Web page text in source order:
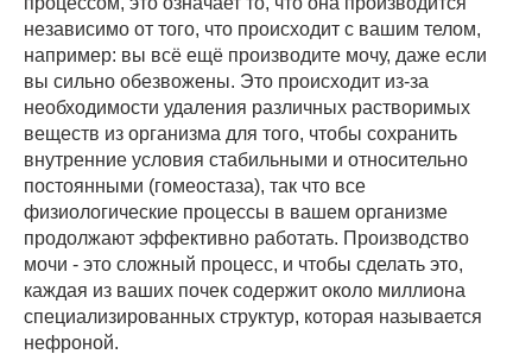
независимо от того, что происходит с вашим телом,
например: вы всё ещё производите мочу, даже если
вы сильно обезвожены. Это происходит из-за
необходимости удаления различных растворимых
веществ из организма для того, чтобы сохранить
внутренние условия стабильными и относительно
постоянными (гомеостаза), так что все
физиологические процессы в вашем организме
продолжают эффективно работать. Производство
мочи - это сложный процесс, и чтобы сделать это,
каждая из ваших почек содержит около миллиона
специализированных структур, которая называется
нефроной.